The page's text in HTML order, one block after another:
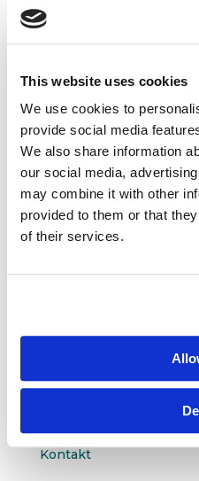
This website uses cookies
We use cookies to
provide social media
We also share information
our social media,
may combine it with other
provided to them or that
of their services.
oraz serwisów. W
blogosfery wybraliśmy
Dane kontaktowe
questus
Kontakt